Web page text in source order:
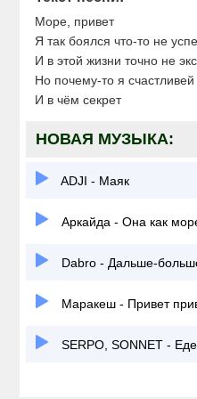
Море, привет
Я так боялся что-то не
И в этой жизни точно не
Но почему-то я счастливей
И в чём секрет
НОВАЯ МУЗЫКА:
ADJI - Маяк
Аркайда - Она как
Dabro - Дальше-
Маракеш - Привет
SERPO, SONNET -